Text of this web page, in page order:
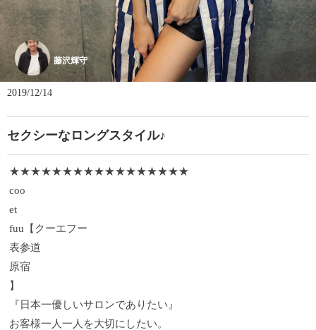
藤沢輝守
2019/12/14
セクシーなロングスタイル♪
★★★★★★★★★★★★★★★★★
coo
et
fuu【クーエフー
表参道
原宿
】
『日本一優しいサロンでありたい』
お客様一人一人を大切にしたい。